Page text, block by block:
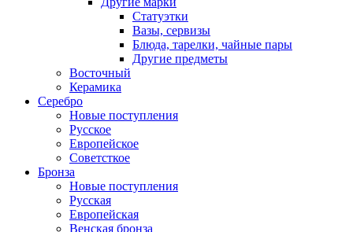
Статуэтки
Вазы, сервизы
Блюда, тарелки, чайные пары
Другие предметы
Восточный
Керамика
Серебро
Новые поступления
Русское
Европейское
Советсткое
Бронза
Новые поступления
Русская
Европейская
Венская бронза